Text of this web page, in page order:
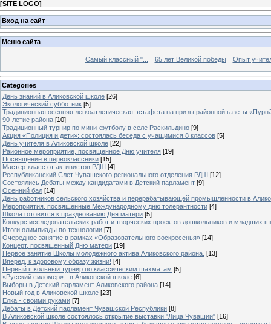
[SITE LOGO]
Вход на сайт
Меню сайта
Самый классный "... 65 лет Великой победы Опыт
Categories
День знаний в Аликовской школе [26]
Экологический субботник [5]
Традиционная осенняя легкоатлетическая эстафета на призы районной газеты
90-летие района [10]
Традиционный турнир по мини-футболу в селе Раскильдино [9]
Акция «Полиция и дети»: состоялась беседа с учащимися 8 классов [5]
День учителя в Аликовской школе [22]
Районное мероприятие, посвященное Дню учителя [19]
Посвящение в первоклассники [15]
Мастер-класс от активистов РДШ [4]
Республиканский Слет Чувашского регионального отделения РДШ [12]
Состоялись Дебаты между кандидатами в Детский парламент [9]
Осенний бал [14]
День работников сельского хозяйства и перерабатывающей промышленности в
Мероприятия, посвященные Международному дню толерантности [4]
Школа готовится к празднованию Дня матери [5]
Конкурс исследовательских работ и творческих проектов дошкольников и младших
Итоги олимпиады по технологии [7]
Очередное занятие в рамках «Образовательного воскресенья» [14]
Концерт, посвященный Дню матери [19]
Первое занятие Школы молодежного актива Аликовского района. [13]
Вперед, к здоровому образу жизни! [4]
Первый школьный турнир по классическим шахматам [5]
«Русский силомер» - в Аликовской школе [6]
Выборы в Детский парламент Аликовского района [14]
Новый год в Аликовской школе [23]
Елка - своими руками [7]
Дебаты в Детский парламент Чувашской Республики [8]
В Аликовской школе состоялось открытие выставки "Лица Чувашии" [16]